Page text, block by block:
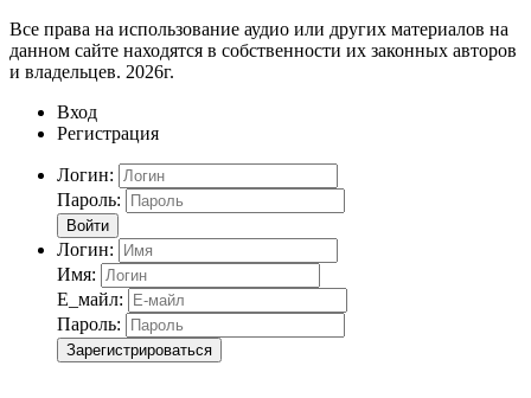
Все права на использование аудио или других материалов на
данном сайте находятся в собственности их законных авторов
и владельцев. 2026г.
Вход
Регистрация
Логин:
Пароль:
Войти
Логин:
Имя:
Е_майл:
Пароль:
Зарегистрироваться